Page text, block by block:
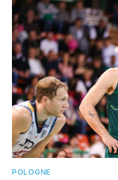
POLOGNE